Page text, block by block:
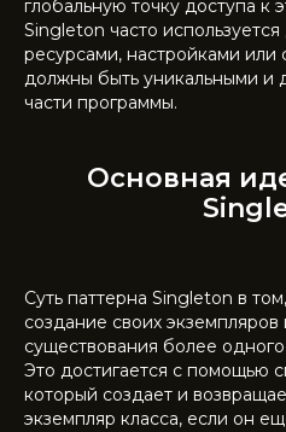
глобальную точку доступа к
Singleton часто
ресурсами, настройками или
должны быть уникальными и
части программы.
Основная
Суть паттерна Singleton в
создание своих
существования более одного
Это достигается с помощью
который создает и
экземпляр класса, если он